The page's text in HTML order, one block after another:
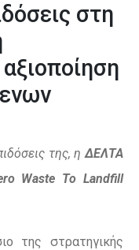
στη
της, ηΔΕΛΤΑ
Waste To Landfill
της στρατηγικής